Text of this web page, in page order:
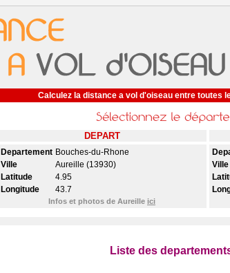
Calculez la distance a vol d'oiseau entre toutes
DEPART
Departement Bouches-du-Rhone
Ville
Aureille (13930)
Latitude
4.95
Longitude
43.7
Infos et photos de Aureille ici
Ville
Liste des